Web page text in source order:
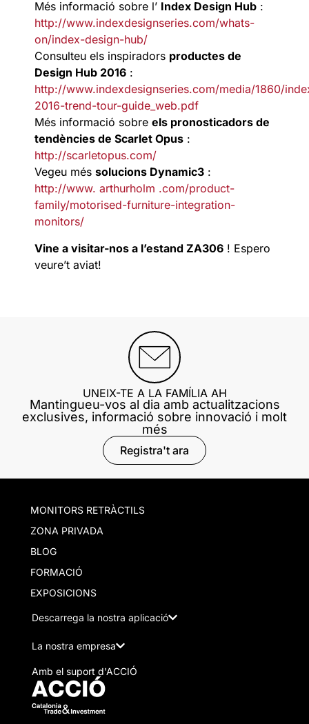
Més informació sobre l’ Index Design Hub :
http://www.indexdesignseries.com/whats-
on/index-design-hub/
Consulteu els inspiradors productes de
Design Hub 2016 :
http://www.indexdesignseries.com/media/1860/
2016-trend-tour-guide_web.pdf
Més informació sobre els pronosticadors de
tendències de Scarlet Opus :
http://scarletopus.com/
Vegeu més solucions Dynamic3 :
http://www. arthurholm .com/product-
family/motorised-furniture-integration-
monitors/
Vine a visitar-nos a l’estand ZA306 ! Espero
veure’t aviat!
UNEIX-TE A LA FAMÍLIA AH
Mantingueu-vos al dia amb actualitzacions
exclusives, informació sobre innovació i molt
més
Registra't ara
MONITORS RETRÀCTILS
ZONA PRIVADA
BLOG
FORMACIÓ
EXPOSICIONS
Descarrega la nostra aplicació
La nostra empresa
Amb el suport d'ACCIÓ